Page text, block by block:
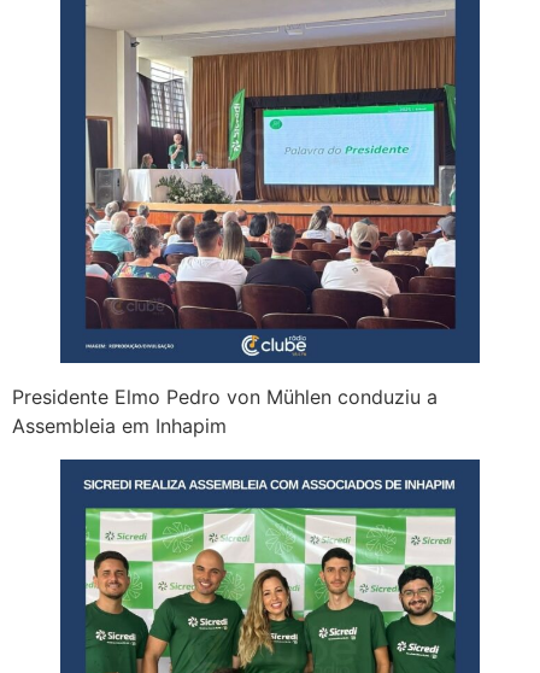
Presidente Elmo Pedro von Mühlen conduziu a
Assembleia em Inhapim